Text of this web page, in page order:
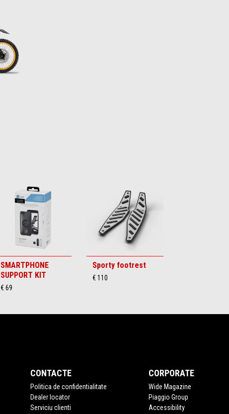
SMARTPHONE
SUPPORT KIT
€ 69
Sporty footrest
€ 110
CONTACTE
Politica de confidentialitate
Dealer locator
Serviciu clienti
CORPORATE
Wide Magazine
Piaggio Group
Accessibility